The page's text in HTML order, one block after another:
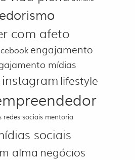
com afeto
engajamento
mídias
instagram lifestyle
redes sociais mentoria
sociais
alma negócios